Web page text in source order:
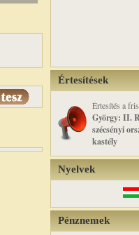
Értesítések
Értesítés a
György: II.
szécsényi
kastély
Nyelvek
Pénznemek